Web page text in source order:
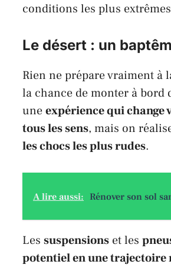
conditions les plus
Le désert : un
Rien ne prépare vraiment à
la chance de monter à bord
uneexpérience qui change
tous les sens, mais on
les chocs les plus rudes.
A lire aussi: Rénover son sol
Les suspensions et les
potentiel en une trajectoire